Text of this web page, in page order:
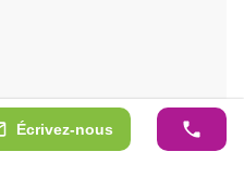
Écrivez-nous